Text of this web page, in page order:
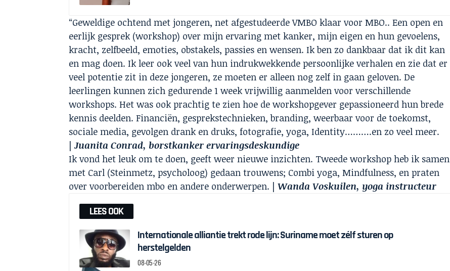
“Geweldige ochtend met jongeren, net afgestudeerde VMBO klaar voor MBO.. Een open en
eerlijk gesprek (workshop) over mijn ervaring met kanker, mijn eigen en hun gevoelens,
kracht, zelfbeeld, emoties, obstakels, passies en wensen. Ik ben zo dankbaar dat ik dit kan
en mag doen. Ik leer ook veel van hun indrukwekkende persoonlijke verhalen en zie dat er
veel potentie zit in deze jongeren, ze moeten er alleen nog zelf in gaan geloven. De
leerlingen kunnen zich gedurende 1 week vrijwillig aanmelden voor verschillende
workshops. Het was ook prachtig te zien hoe de workshopgever gepassioneerd hun brede
kennis deelden. Financiën, gesprekstechnieken, branding, weerbaar voor de toekomst,
sociale media, gevolgen drank en druks, fotografie, yoga, Identity……….en zo veel meer.
|Juanita Conrad, borstkanker ervaringsdeskundige
Ik vond het leuk om te doen, geeft weer nieuwe inzichten. Tweede workshop heb ik samen
met Carl (Steinmetz, psycholoog) gedaan trouwens; Combi yoga, Mindfulness, en praten
over voorbereiden mbo en andere onderwerpen. |Wanda Voskuilen, yoga instructeur
LEES OOK
Internationale alliantie trekt rode lijn: Suriname moet zélf sturen op
herstelgelden
08-05-26